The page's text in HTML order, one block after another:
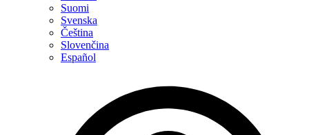
Suomi
Svenska
Čeština
Slovenčina
Español